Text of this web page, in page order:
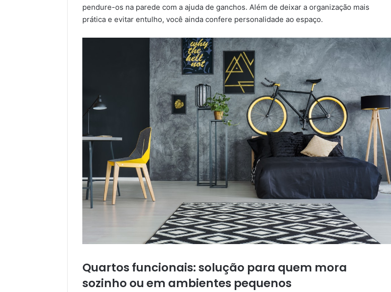
pendure-os na parede com a ajuda de ganchos. Além de deixar a organização mais
prática e evitar entulho, você ainda confere personalidade ao espaço.
Quartos funcionais: solução para quem mora
sozinho ou em ambientes pequenos